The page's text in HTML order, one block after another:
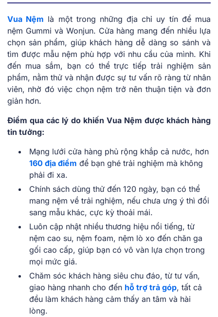
Vua Nệm là một trong những địa chỉ uy tín để mua
nệm Gummi và Wonjun. Cửa hàng mang đến nhiều lựa
chọn sản phẩm, giúp khách hàng dễ dàng so sánh và
tìm được mẫu nệm phù hợp với nhu cầu của mình. Khi
đến mua sắm, bạn có thể trực tiếp trải nghiệm sản
phẩm, nằm thử và nhận được sự tư vấn rõ ràng từ nhân
viên, nhờ đó việc chọn nệm trở nên thuận tiện và đơn
giản hơn.
Điểm qua các lý do khiến Vua Nệm được khách hàng
tin tưởng:
Mạng lưới cửa hàng phủ rộng khắp cả nước, hơn
160 địa điểm để bạn ghé trải nghiệm mà không
phải đi xa.
Chính sách dùng thử đến 120 ngày, bạn có thể
mang nệm về trải nghiệm, nếu chưa ưng ý thì đổi
sang mẫu khác, cực kỳ thoải mái.
Luôn cập nhật nhiều thương hiệu nổi tiếng, từ
nệm cao su, nệm foam, nệm lò xo đến chăn ga
gối cao cấp, giúp bạn có vô vàn lựa chọn trong
mọi mức giá.
Chăm sóc khách hàng siêu chu đáo, từ tư vấn,
giao hàng nhanh cho đến hỗ trợ trả góp, tất cả
đều làm khách hàng cảm thấy an tâm và hài
lòng.